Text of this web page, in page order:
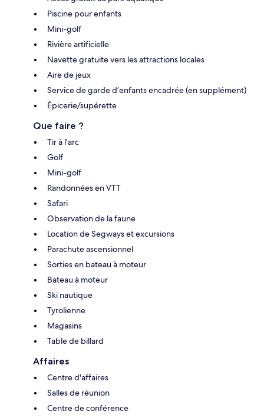
Piscine pour enfants
Mini-golf
Rivière artificielle
Navette gratuite vers les attractions locales
Aire de jeux
Service de garde d’enfants encadrée (en supplément)
Épicerie/supérette
Que faire ?
Tir à l'arc
Golf
Mini-golf
Randonnées en VTT
Safari
Observation de la faune
Location de Segways et excursions
Parachute ascensionnel
Sorties en bateau à moteur
Bateau à moteur
Ski nautique
Tyrolienne
Magasins
Table de billard
Affaires
Centre d'affaires
Salles de réunion
Centre de conférence